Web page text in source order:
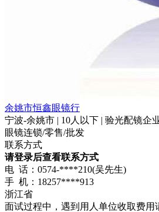
余姚市恒鑫眼镜行
宁波-余姚市 | 10人以下 | 验光配镜企
眼镜连锁/零售/批发
联系方式
请登录后查看联系方式
电 话：0574-****210(吴先生)
手 机：18257****913
浙江省
面试过程中，遇到用人单位收取费用